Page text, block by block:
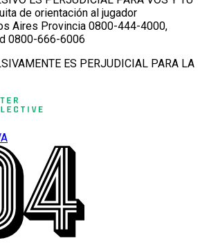
de orientación al jugador
Aires Provincia 0800-444-4000,
0800-666-6006
ES PERJUDICIAL PARA LA